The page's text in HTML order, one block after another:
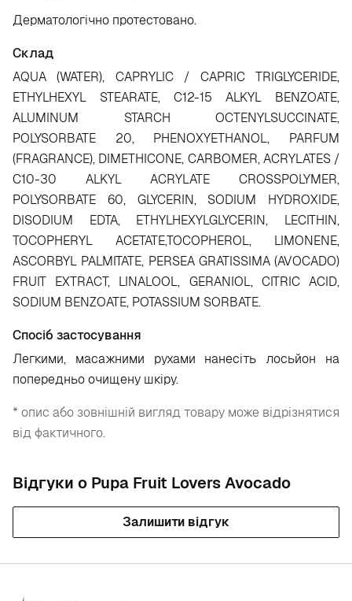
Дерматологічно протестовано.
Склад
AQUA (WATER), CAPRYLIC / CAPRIC TRIGLYCERIDE,
ETHYLHEXYL STEARATE, C12-15 ALKYL BENZOATE,
ALUMINUM STARCH OCTENYLSUCCINATE,
POLYSORBATE 20, PHENOXYETHANOL, PARFUM
(FRAGRANCE), DIMETHICONE, CARBOMER, ACRYLATES /
C10-30 ALKYL ACRYLATE CROSSPOLYMER,
POLYSORBATE 60, GLYCERIN, SODIUM HYDROXIDE,
DISODIUM EDTA, ETHYLHEXYLGLYCERIN, LECITHIN,
TOCOPHERYL ACETATE,TOCOPHEROL, LIMONENE,
ASCORBYL PALMITATE, PERSEA GRATISSIMA (AVOCADO)
FRUIT EXTRACT, LINALOOL, GERANIOL, CITRIC ACID,
SODIUM BENZOATE, POTASSIUM SORBATE.
Спосіб застосування
Легкими, масажними рухами нанесіть лосьйон на
попередньо очищену шкіру.
* опис або зовнішній вигляд товару може відрізнятися
від фактичного.
Відгуки о Pupa Fruit Lovers Avocado
Залишити відгук